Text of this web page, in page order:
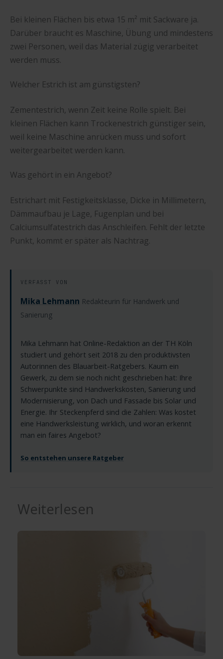
Bei kleinen Flächen bis etwa 15 m² mit Sackware ja.
Darüber braucht es Maschine, Übung und mindestens
zwei Personen, weil das Material zügig verarbeitet
werden muss.
Welcher Estrich ist am günstigsten?
Zementestrich, wenn Zeit keine Rolle spielt. Bei
kleinen Flächen kann Trockenestrich günstiger sein,
weil keine Maschine anrücken muss und sofort
weitergearbeitet werden kann.
Was gehört in ein Angebot?
Estrichart mit Festigkeitsklasse, Dicke in Millimetern,
Dämmaufbau je Lage, Fugenplan und bei
Calciumsulfatestrich das Anschleifen. Fehlt der letzte
Punkt, kommt er später als Nachtrag.
VERFASST VON
Mika Lehmann Redakteurin für Handwerk und
Sanierung
Mika Lehmann hat Online-Redaktion an der TH Köln
studiert und gehört seit 2018 zu den produktivsten
Autorinnen des Blauarbeit-Ratgebers. Kaum ein
Gewerk, zu dem sie noch nicht geschrieben hat: Ihre
Schwerpunkte sind Handwerkskosten, Sanierung und
Modernisierung, von Dach und Fassade bis Solar und
Energie. Ihr Steckenpferd sind die Zahlen: Was kostet
eine Handwerksleistung wirklich, und woran erkennt
man ein faires Angebot?
So entstehen unsere Ratgeber
Weiterlesen